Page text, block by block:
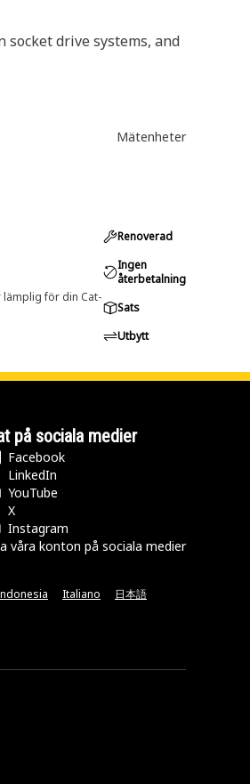
drive systems, and
Mätenheter
för din Cat-
Renoverad
Ingen
återbetalning
Sats
Utbytt
på sociala medier
Facebook
LinkedIn
YouTube
X
Instagram
våra konton på sociala medier
Italiano 日本語